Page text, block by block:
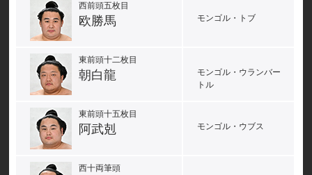
西前頭五枚目
欧勝馬 モンゴル・トブ
東前頭十二枚目
朝白龍
モンゴル・ウランバー
トル
東前頭十五枚目
阿武剋 モンゴル・ウブス
西十両筆頭